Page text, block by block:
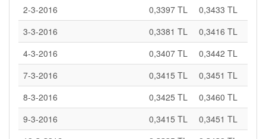
2-3-2016
0,3397 TL
0,3433 TL
3-3-2016
0,3381 TL
0,3416 TL
4-3-2016
0,3407 TL
0,3442 TL
7-3-2016
0,3415 TL
0,3451 TL
8-3-2016
0,3425 TL
0,3460 TL
9-3-2016
0,3415 TL
0,3451 TL